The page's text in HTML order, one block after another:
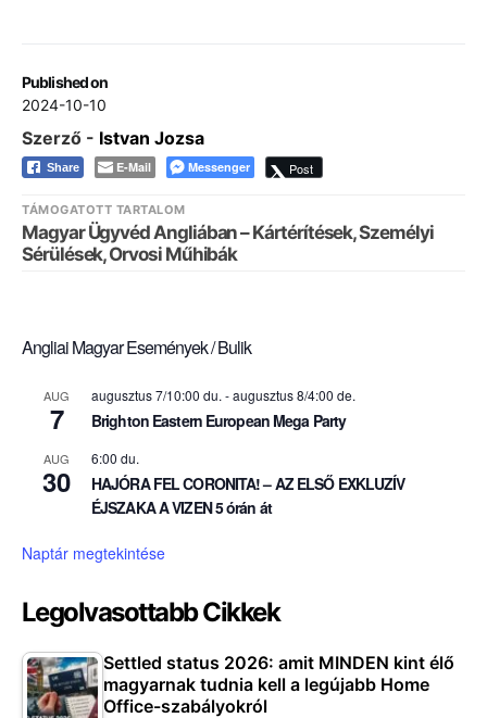
Published on
2024-10-10
Szerző - Istvan Jozsa
Share E-Mail Messenger Post
TÁMOGATOTT TARTALOM
Magyar Ügyvéd Angliában – Kártérítések, Személyi
Sérülések, Orvosi Műhibák
Angliai Magyar Események / Bulik
AUG
7
augusztus 7/10:00 du. -augusztus 8/4:00 de.
Brighton Eastern European Mega Party
AUG
30
6:00 du.
HAJÓRA FEL CORONITA! – AZ ELSŐ EXKLUZÍV
ÉJSZAKA A VIZEN 5 órán át
Naptár megtekintése
Legolvasottabb Cikkek
Settled status 2026: amit MINDEN kint élő
magyarnak tudnia kell a legújabb Home
Office-szabályokról